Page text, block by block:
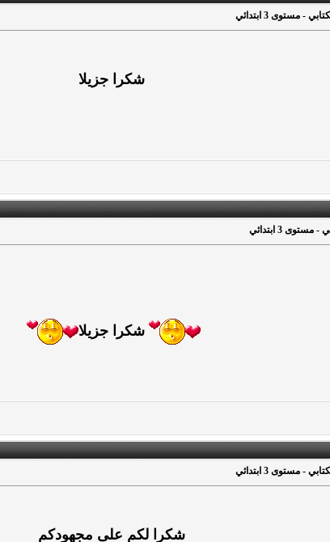
- مستوى 3 ابتدائي
شكرا جزيلا
3 ابتدائي
شكرا جزيلا
- مستوى 3 ابتدائي
شكرا لكم على مجهودكم